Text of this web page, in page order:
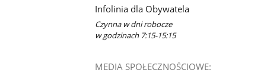
Infolinia dla Obywatela
Czynna w dni robocze
w godzinach 7:15-15:15
MEDIA SPOŁECZNOŚCIOWE: